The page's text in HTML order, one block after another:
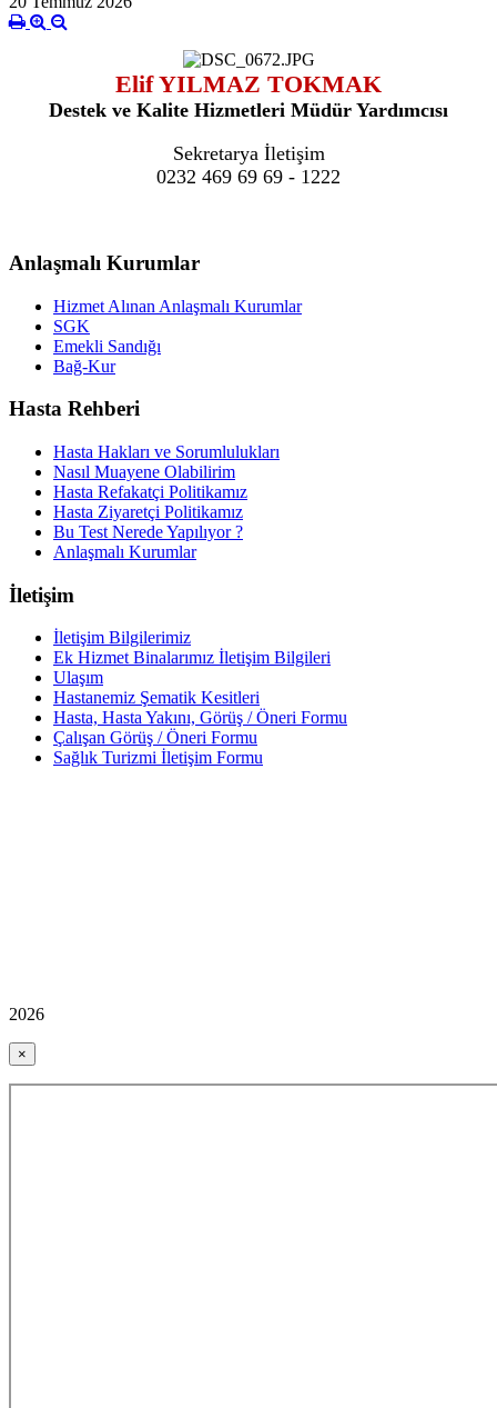
Elif YILMAZ TOKMAK
Destek ve Kalite Hizmetleri Müdür Yardımcısı
Sekretarya İletişim
0232 469 69 69 - 1222
Anlaşmalı Kurumlar
Hizmet Alınan Anlaşmalı Kurumlar
SGK
Emekli Sandığı
Bağ-Kur
Hasta Rehberi
Hasta Hakları ve Sorumlulukları
Nasıl Muayene Olabilirim
Hasta Refakatçi Politikamız
Hasta Ziyaretçi Politikamız
Bu Test Nerede Yapılıyor ?
Anlaşmalı Kurumlar
İletişim
İletişim Bilgilerimiz
Ek Hizmet Binalarımız İletişim Bilgileri
Ulaşım
Hastanemiz Şematik Kesitleri
Hasta, Hasta Yakını, Görüş / Öneri Formu
Çalışan Görüş / Öneri Formu
Sağlık Turizmi İletişim Formu
2026
×